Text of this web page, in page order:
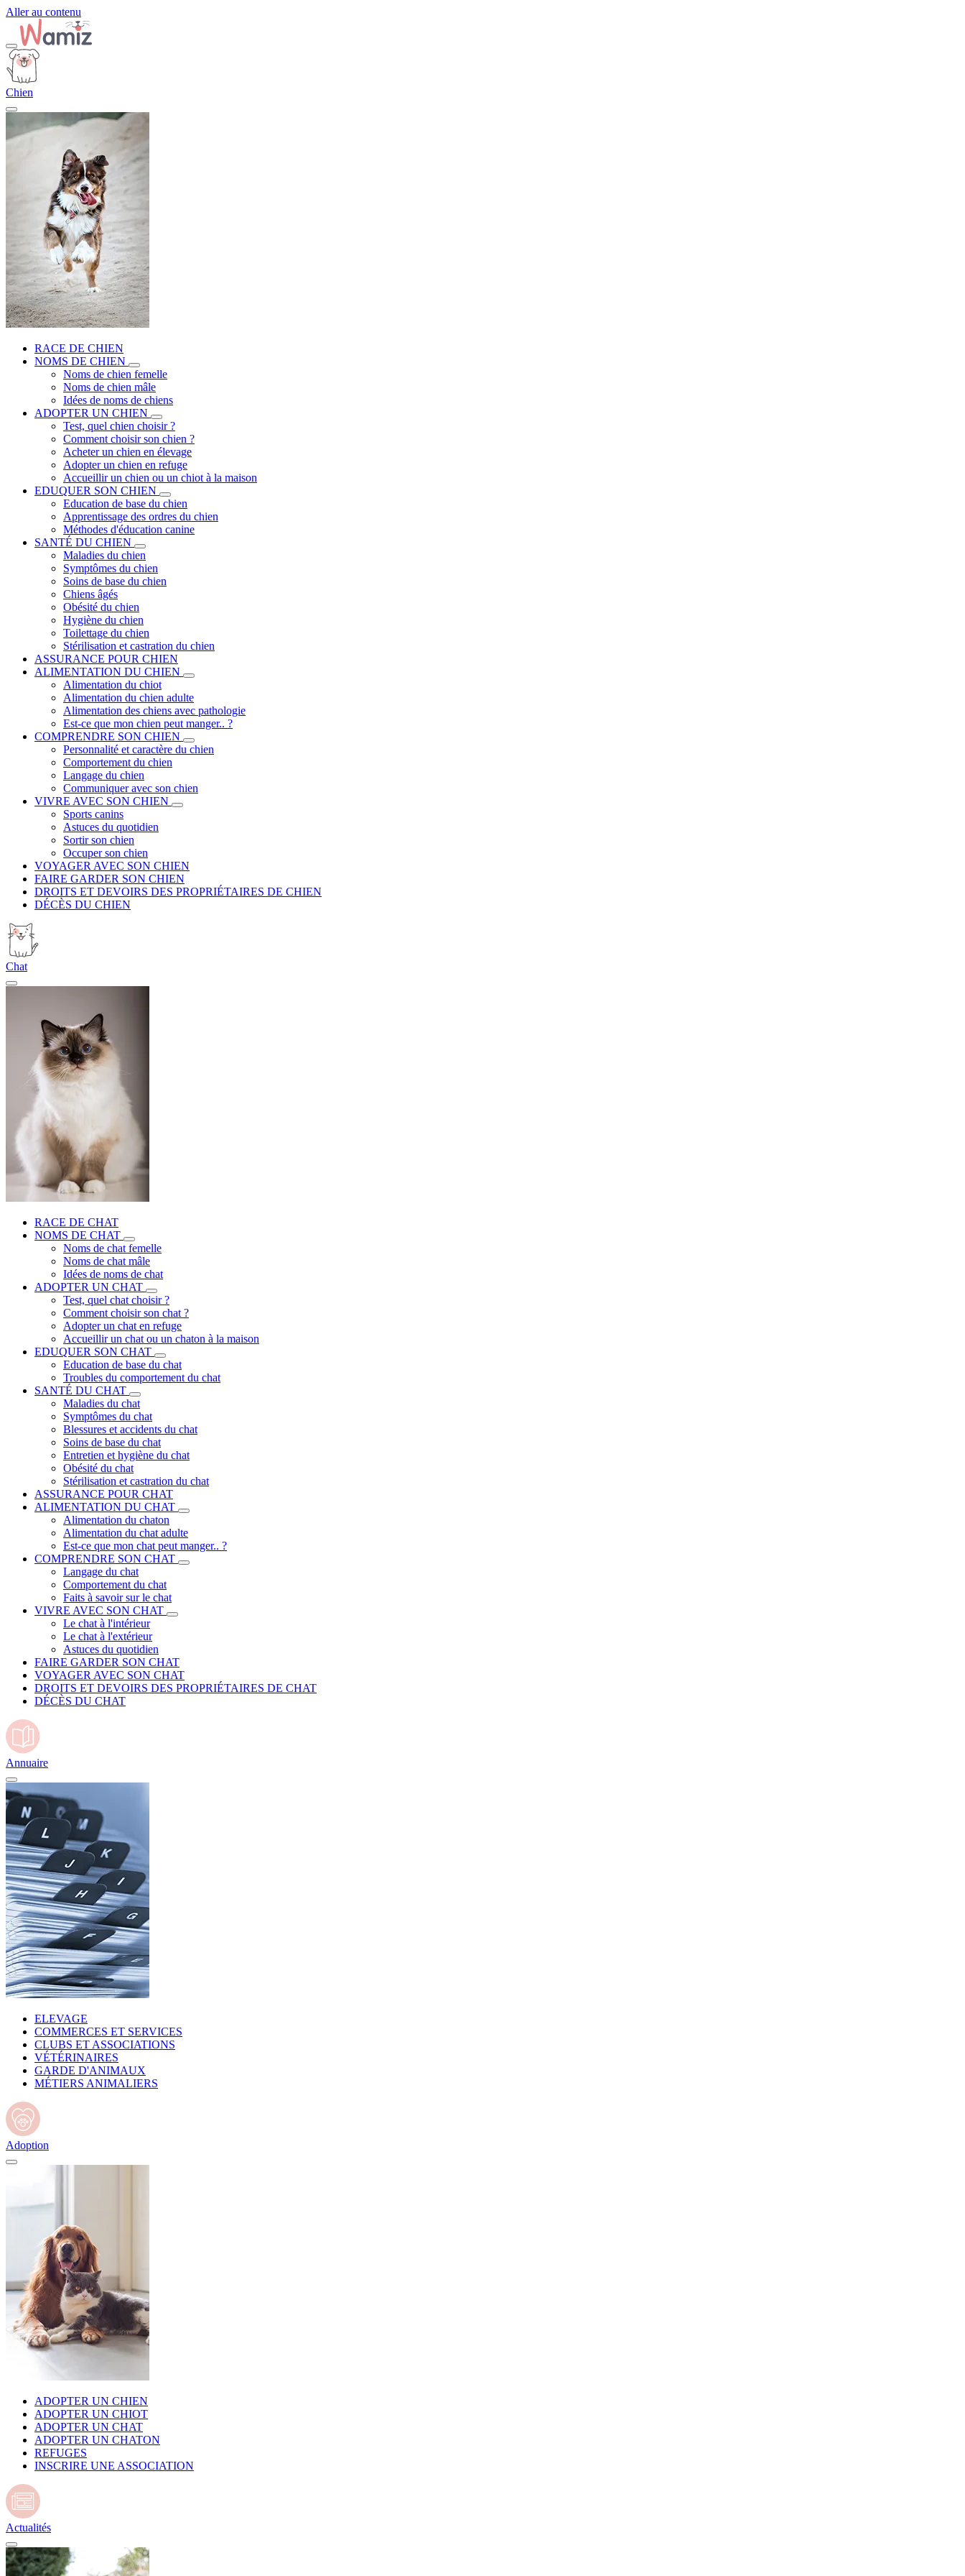
Aller au contenu
Chien
RACE DE CHIEN
NOMS DE CHIEN
Noms de chien femelle
Noms de chien mâle
Idées de noms de chiens
ADOPTER UN CHIEN
Test, quel chien choisir ?
Comment choisir son chien ?
Acheter un chien en élevage
Adopter un chien en refuge
Accueillir un chien ou un chiot à la maison
EDUQUER SON CHIEN
Education de base du chien
Apprentissage des ordres du chien
Méthodes d'éducation canine
SANTÉ DU CHIEN
Maladies du chien
Symptômes du chien
Soins de base du chien
Chiens âgés
Obésité du chien
Hygiène du chien
Toilettage du chien
Stérilisation et castration du chien
ASSURANCE POUR CHIEN
ALIMENTATION DU CHIEN
Alimentation du chiot
Alimentation du chien adulte
Alimentation des chiens avec pathologie
Est-ce que mon chien peut manger.. ?
COMPRENDRE SON CHIEN
Personnalité et caractère du chien
Comportement du chien
Langage du chien
Communiquer avec son chien
VIVRE AVEC SON CHIEN
Sports canins
Astuces du quotidien
Sortir son chien
Occuper son chien
VOYAGER AVEC SON CHIEN
FAIRE GARDER SON CHIEN
DROITS ET DEVOIRS DES PROPRIÉTAIRES DE CHIEN
DÉCÈS DU CHIEN
Chat
RACE DE CHAT
NOMS DE CHAT
Noms de chat femelle
Noms de chat mâle
Idées de noms de chat
ADOPTER UN CHAT
Test, quel chat choisir ?
Comment choisir son chat ?
Adopter un chat en refuge
Accueillir un chat ou un chaton à la maison
EDUQUER SON CHAT
Education de base du chat
Troubles du comportement du chat
SANTÉ DU CHAT
Maladies du chat
Symptômes du chat
Blessures et accidents du chat
Soins de base du chat
Entretien et hygiène du chat
Obésité du chat
Stérilisation et castration du chat
ASSURANCE POUR CHAT
ALIMENTATION DU CHAT
Alimentation du chaton
Alimentation du chat adulte
Est-ce que mon chat peut manger.. ?
COMPRENDRE SON CHAT
Langage du chat
Comportement du chat
Faits à savoir sur le chat
VIVRE AVEC SON CHAT
Le chat à l'intérieur
Le chat à l'extérieur
Astuces du quotidien
FAIRE GARDER SON CHAT
VOYAGER AVEC SON CHAT
DROITS ET DEVOIRS DES PROPRIÉTAIRES DE CHAT
DÉCÈS DU CHAT
Annuaire
ELEVAGE
COMMERCES ET SERVICES
CLUBS ET ASSOCIATIONS
VÉTÉRINAIRES
GARDE D'ANIMAUX
MÉTIERS ANIMALIERS
Adoption
ADOPTER UN CHIEN
ADOPTER UN CHIOT
ADOPTER UN CHAT
ADOPTER UN CHATON
REFUGES
INSCRIRE UNE ASSOCIATION
Actualités